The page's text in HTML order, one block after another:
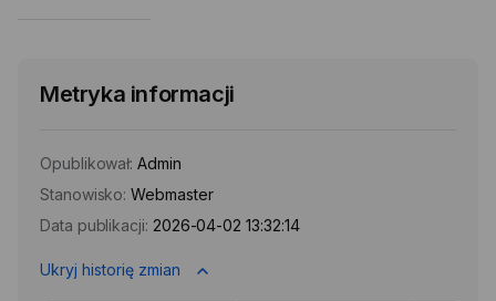
Metryka informacji
Opublikował: Admin
Stanowisko: Webmaster
Data publikacji: 2026-04-02 13:32:14
Ukryj historię zmian